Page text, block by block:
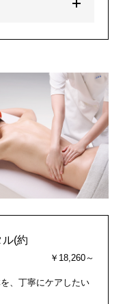
ル(約
￥18,260～
、丁寧にケアしたい